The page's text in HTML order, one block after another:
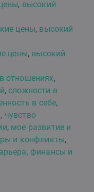
, высокий
цены, высокий
цены, высокий
отношениях,
,сложности в
в себе,
, чувство
, мое развитие и
и конфликты,
финансы и